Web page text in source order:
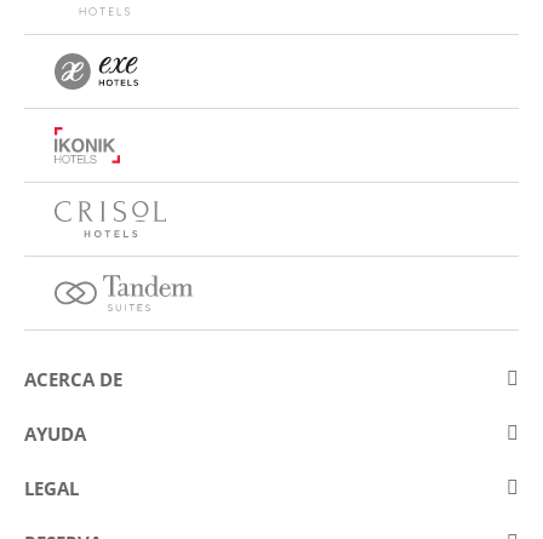
ACERCA DE
Sobre Eurostars Hotel Company
Concursos
AYUDA
Contactar
LEGAL
Aviso legal